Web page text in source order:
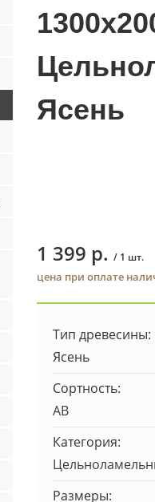
Ясень
1 399 р. / 1 шт.
цена при оплате
Тип древесины:
Ясень
Сортность:
AB
Категория:
Размеры: